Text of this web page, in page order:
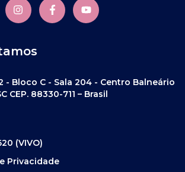
- Bloco C - Sala 204 - Centro Balneário
CEP. 88330-711 – Brasil
(VIVO)
Privacidade